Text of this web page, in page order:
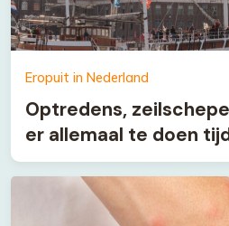
Eropuit in Nederland
Optredens,
er allemaal te doen